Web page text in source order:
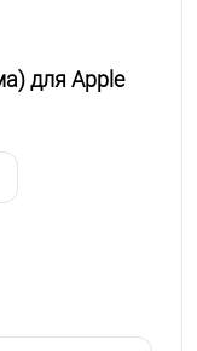
для Apple